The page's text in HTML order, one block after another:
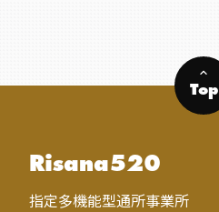
keyboard_arrow_up
Top
Risana520
指定多機能型通所事業所